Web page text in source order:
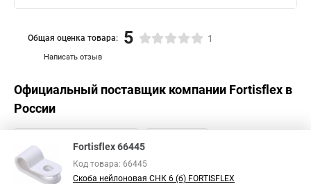
Написать отзыв
Общая оценка товара: 5 1
Официальный поставщик компании Fortisflex в
России
Fortisflex 66445
Код товара: 66445
Скоба нейлоновая СНК 6 (б) FORTISFLEX